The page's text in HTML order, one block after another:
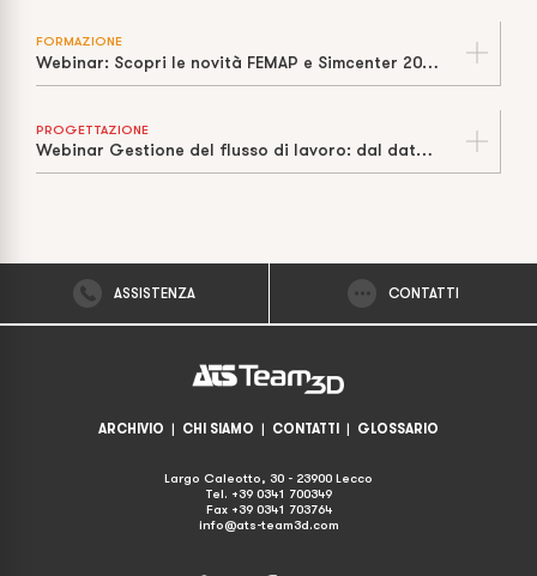
FORMAZIONE
Webinar: Scopri le novità FEMAP e Simcenter 2021 con Cosmos Italia
PROGETTAZIONE
Webinar Gestione del flusso di lavoro: dal dato CAD all’officina
ASSISTENZA CONTATTI
ARCHIVIO | CHI SIAMO | CONTATTI | GLOSSARIO
Largo Caleotto, 30 - 23900 Lecco
Tel. +39 0341 700349
Fax +39 0341 703764
info@ats-team3d.com